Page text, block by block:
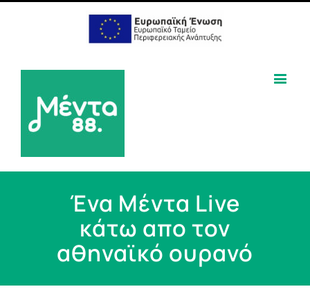
Ένα Μέντα Live
κάτω απο τον
αθηναϊκό ουρανό